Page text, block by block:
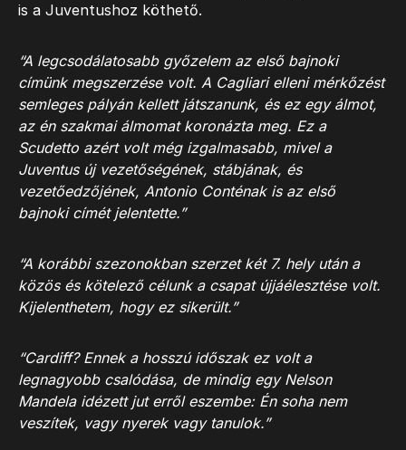
is a Juventushoz köthető.
“A legcsodálatosabb győzelem az első bajnoki
címünk megszerzése volt. A Cagliari elleni mérkőzést
semleges pályán kellett játszanunk, és ez egy álmot,
az én szakmai álmomat koronázta meg. Ez a
Scudetto azért volt még izgalmasabb, mivel a
Juventus új vezetőségének, stábjának, és
vezetőedzőjének, Antonio Conténak is az első
bajnoki címét jelentette.”
“A korábbi szezonokban szerzet két 7. hely után a
közös és kötelező célunk a csapat újjáélesztése volt.
Kijelenthetem, hogy ez sikerült.”
“Cardiff? Ennek a hosszú időszak ez volt a
legnagyobb csalódása, de mindig egy Nelson
Mandela idézett jut erről eszembe: Én soha nem
veszítek, vagy nyerek vagy tanulok.”